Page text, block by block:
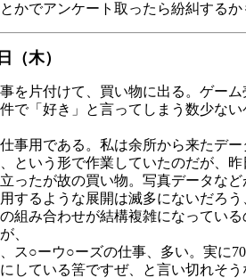
かでアンケート取ったら紛糾する
（木）
を片付けて、買い物に出る。ゲーム
で「好き」と言ってしまう数少な
事用である。私は余所から来たデ
という形で作業していたのだが、
ったが故の買い物。写真データな
するような展開は滅多にないだろ
組み合わせが結構複雑になってい
、
○ーウ○ーズの仕事、多い。実に
している筈ですぜ、と言い切れそう